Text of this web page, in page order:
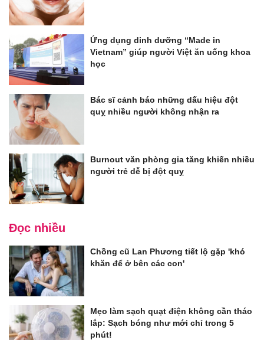
Ứng dụng dinh dưỡng “Made in
Vietnam” giúp người Việt ăn uống khoa
học
Bác sĩ cảnh báo những dấu hiệu đột
quỵ nhiều người không nhận ra
Burnout văn phòng gia tăng khiến nhiều
người trẻ dễ bị đột quỵ
Đọc nhiều
Chồng cũ Lan Phương tiết lộ gặp 'khó
khăn để ở bên các con'
Mẹo làm sạch quạt điện không cần tháo
lắp: Sạch bóng như mới chỉ trong 5
phút!